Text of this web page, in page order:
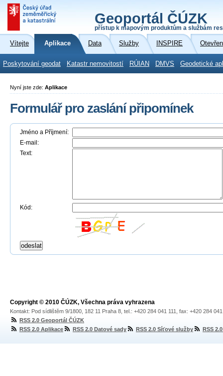
Geoportál ČÚZK
přístup k mapovým produktům a službám
Vítejte Aplikace Data Služby INSPIRE
Poskytování geodat Katastr nemovitostí RÚIAN DMVS Geodetické
Nyní jste zde: Aplikace
Formulář pro zaslání připomínek
Jméno a Příjmení:
E-mail:
Text:
Kód:
Copyright © 2010 ČÚZK, Všechna práva vyhrazena
Kontakt: Pod sídlištěm 9/1800, 182 11 Praha 8, tel.: +420 284 041 111, fax: +420 284
RSS 2.0 Geoportál ČÚZK
RSS 2.0 Aplikace
RSS 2.0 Datové sady RSS 2.0 Síťové služby RSS